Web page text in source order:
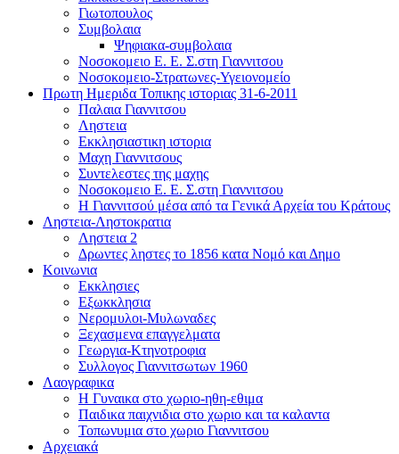
Γιωτοπουλος
Συμβολαια
Ψηφιακα-συμβολαια
Νοσοκομειο Ε. Ε. Σ.στη Γιαννιτσου
Νοσοκομειο-Στρατωνες-Υγειονομείο
Πρωτη Ημεριδα Τοπικης ιστοριας 31-6-2011
Παλαια Γιαννιτσου
Ληστεια
Εκκλησιαστικη ιστορια
Μαχη Γιαννιτσους
Συντελεστες της μαχης
Νοσοκομειο Ε. Ε. Σ.στη Γιαννιτσου
Η Γιαννιτσού μέσα από τα Γενικά Αρχεία του Κράτους
Ληστεια-Ληστοκρατια
Ληστεια 2
Δρωντες ληστες το 1856 κατα Νομό και Δημο
Κοινωνια
Εκκλησιες
Εξωκκλησια
Νερομυλοι-Μυλωναδες
Ξεχασμενα επαγγελματα
Γεωργια-Κτηνοτροφια
Συλλογος Γιαννιτσωτων 1960
Λαογραφικα
Η Γυναικα στο χωριο-ηθη-εθιμα
Παιδικα παιχνιδια στο χωριο και τα καλαντα
Τοπωνυμια στο χωριο Γιαννιτσου
Αρχειακά